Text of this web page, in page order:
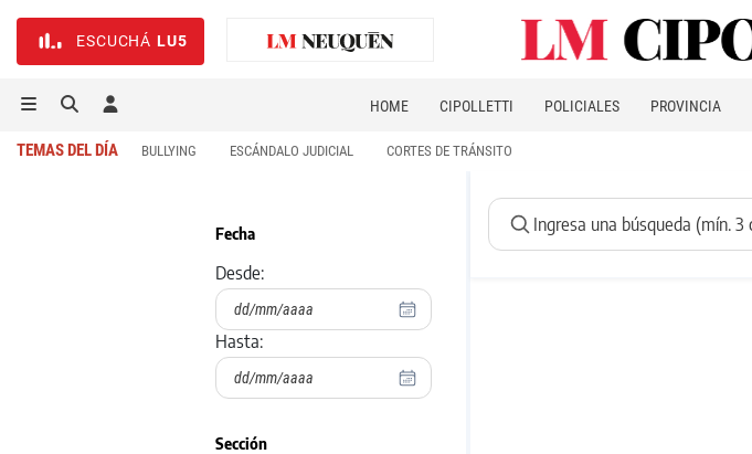
ESCUCHÁ LU5
HOME CIPOLLETTI POLICIALES PROVINCIA
TEMAS DEL DÍA BULLYING ESCÁNDALO JUDICIAL CORTES DE TRÁNSITO
Fecha
Desde:
Hasta:
Sección